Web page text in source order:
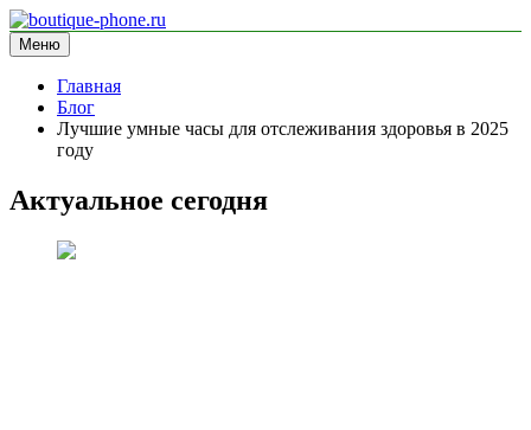
Перейти
к
содержимому
boutique-phone.ru
информационный сайт
Меню
Главная
Блог
Лучшие умные часы для отслеживания здоровья в 2025
году
Актуальное сегодня